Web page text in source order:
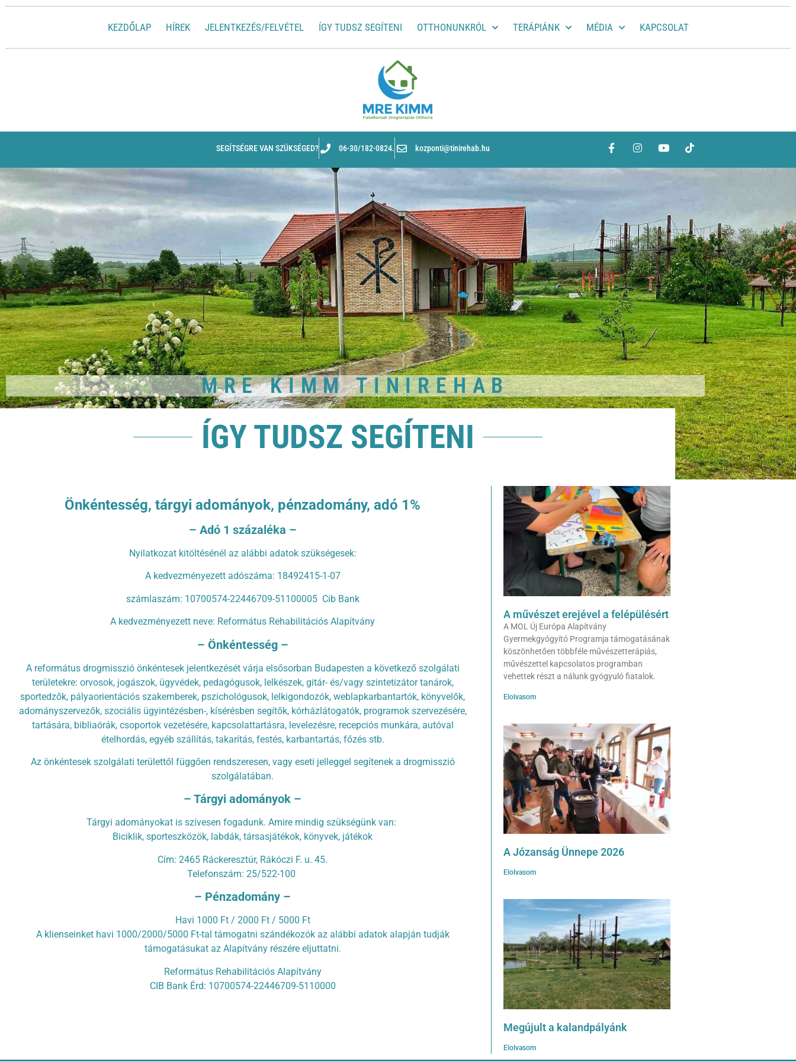
KEZDŐLAP HÍREK JELENTKEZÉS/FELVÉTEL ÍGY TUDSZ SEGÍTENI OTTHONUNKRÓL TERÁPIÁNK MÉDIA KAPCSOLAT
SEGÍTSÉGRE VAN SZÜKSÉGED? 06-30/182-0824. kozponti@tinirehab.hu
MRE KIMM TINIREHAB
ÍGY TUDSZ SEGÍTENI
Önkéntesség, tárgyi adományok, pénzadomány,adó 1%
– Adó 1 százaléka –
Nyilatkozat kitöltésénél az alábbi adatok szükségesek:
A kedvezményezett adószáma: 18492415-1-07
számlaszám: 10700574-22446709-51100005 Cib Bank
A kedvezményezett neve: Református Rehabilitációs Alapítvány
– Önkéntesség –
A református drogmisszió önkéntesek jelentkezését várja elsősorban Budapesten a következő szolgálati
területekre: orvosok, jogászok, ügyvédek, pedagógusok, lelkészek, gitár- és/vagy szintetizátor tanárok,
sportedzők, pályaorientációs szakemberek, pszichológusok, lelkigondozók, weblapkarbantartók, könyvelők,
adományszervezők, szociális ügyintézésben-, kísérésben segítők, kórházlátogatók, programok szervezésére,
tartására, bibliaórák, csoportok vezetésére, kapcsolattartásra, levelezésre, recepciós munkára, autóval
ételhordás, egyéb szállítás, takarítás, festés, karbantartás, főzés stb.
Az önkéntesek szolgálati területtől függően rendszeresen, vagy eseti jelleggel segítenek a drogmisszió
szolgálatában.
– Tárgyi adományok –
Tárgyi adományokat is szívesen fogadunk. Amire mindig szükségünk van:
Biciklik, sporteszközök, labdák, társasjátékok, könyvek, játékok
Cím: 2465 Ráckeresztúr, Rákóczi F. u. 45.
Telefonszám: 25/522-100
– Pénzadomány –
Havi 1000 Ft / 2000 Ft / 5000 Ft
A klienseinket havi 1000/2000/5000 Ft-tal támogatni szándékozók az alábbi adatok alapján tudják
támogatásukat az Alapítvány részére eljuttatni.
Református Rehabilitációs Alapítvány
CIB Bank Érd: 10700574-22446709-5110000
A művészet erejével a felépülésért
A MOL Új Európa Alapítvány
Gyermekgyógyító Programja támogatásának
köszönhetően többféle művészetterápiás,
művészettel kapcsolatos programban
vehettek részt a nálunk gyógyuló fiatalok.
Elolvasom
A Józanság Ünnepe 2026
Elolvasom
Megújult a kalandpályánk
Elolvasom